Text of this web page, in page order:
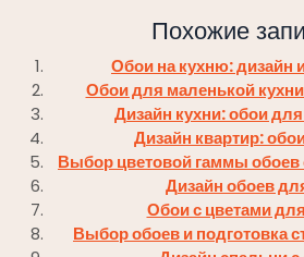
Похожие
Обои на кухню: дизайн
Обои для маленькой
Дизайн кухни: обои
Дизайн квартир:
Выбор цветовой гаммы обоев
Дизайн обоев
Обои с цветами
Выбор обоев и подготовка